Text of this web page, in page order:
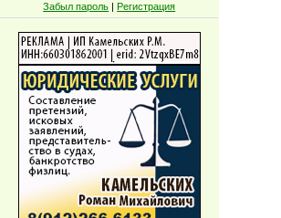
Забыл пароль | Регистрация